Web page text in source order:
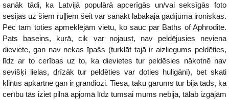
sanāk tādi, ka Latvijā populārā apcerīgās un/vai seksīgās foto
sesijas uz šiem ruļļiem šeit var sanākt labākajā gadījumā ironiskas.
Pēc tam toties apmeklējām vietu, ko sauc par Baths of Aphrodite.
Pats baseins, kurā, cik var nojaust, nav peldējusies neviena
dieviete, gan nav nekas īpašs (turklāt tajā ir aizliegums peldēties,
līdz ar to cerības uz to, ka dievietes tur peldēsies nākotnē nav
sevišķi lielas, drīzāk tur peldēties var doties huligāni), bet skati
klintīs apkārtnē gan ir grandiozi. Tiesa, taku garums tur bija tāds, ka
cerību tās iziet pilnā apjomā līdz tumsai mums nebija, tālab izgājām